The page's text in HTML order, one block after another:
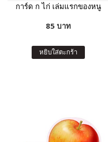
การ์ด ก ไก่ เล่มแรกของหนู
85 บาท
หยิบใส่ตะกร้า